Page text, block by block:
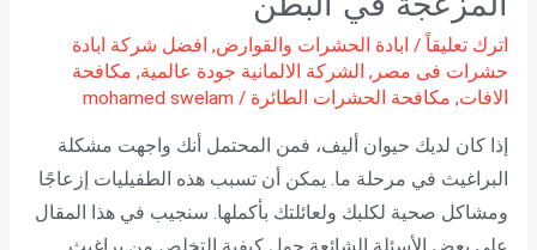
اترك تعليقاً / ابادة الحشرات والقوارض, افضل شركة ابادة
حشرات فى مصر , الشركة الالمانية جودة عالمية, مكافحة
الافات, مكافحة الحشرات الطائرة /
mohamed swelam
إذا كان لديك حيوان أليف، فمن المحتمل أنك واجهت مشكلة
البراغيث في مرحلة ما. يمكن أن تسبب هذه الطفيليات إزعاجًا
ومشاكل صحية لكلبك ولعائلتك بأكملها. سنجيب في هذا المقال